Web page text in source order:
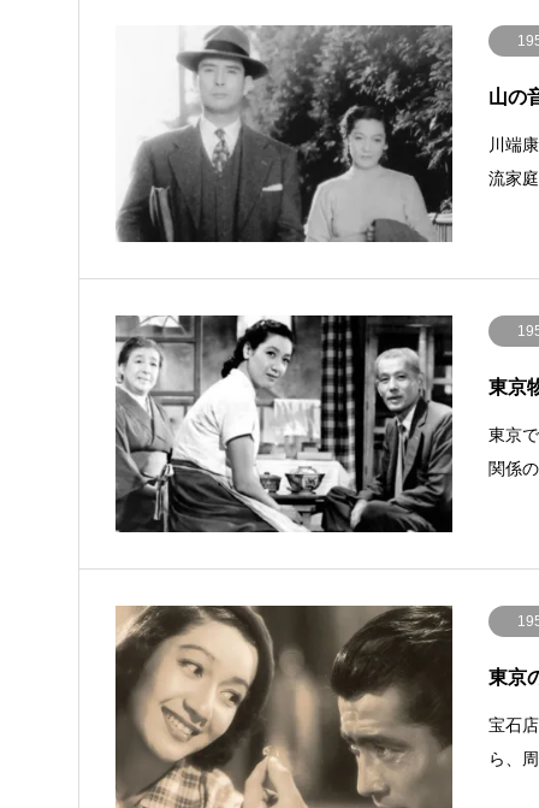
山の
川端
流家
東京
東京
関係
東京
宝石
ら、